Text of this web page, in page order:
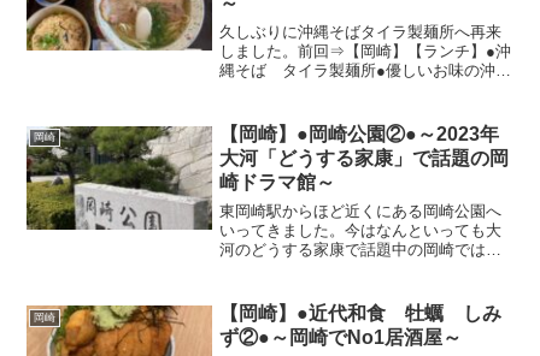
久しぶりに沖縄そばタイラ製麺所へ再来
しました。前回⇒【岡崎】【ランチ】●沖
縄そば タイラ製麺所●優しいお味の沖縄
いぶ改善されたようで昼時でも並ばずに
問題なく入店できまし...
岡崎
【岡崎】●岡崎公園②●～2023年
大河「どうする家康」で話題の岡
崎ドラマ館～
東岡崎駅からほど近くにある岡崎公園へ
いってきました。今はなんといっても大
河のどうする家康で話題中の岡崎ではあ
す。いつまでも賑わってほしい岡崎です
ね。入口門構え岡崎公園撮...
岡崎
【岡崎】●近代和食 牡蠣 しみ
ず②●～岡崎でNo1居酒屋～